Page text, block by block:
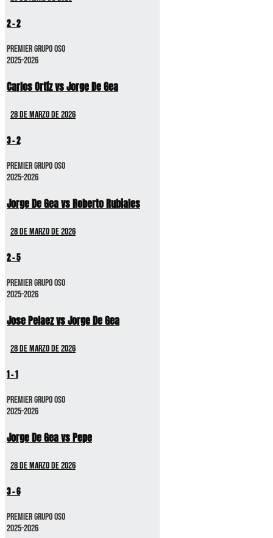
2-2
Premier GRUPO OSO
2025-2026
Carlos Ortíz vs Jorge De Gea
28 de marzo de 2026
3-2
Premier GRUPO OSO
2025-2026
Jorge De Gea vs Roberto Rubiales
28 de marzo de 2026
2-5
Premier GRUPO OSO
2025-2026
Jose Pelaez vs Jorge De Gea
28 de marzo de 2026
1-1
Premier GRUPO OSO
2025-2026
Jorge De Gea vs Pepe
28 de marzo de 2026
3-6
Premier GRUPO OSO
2025-2026